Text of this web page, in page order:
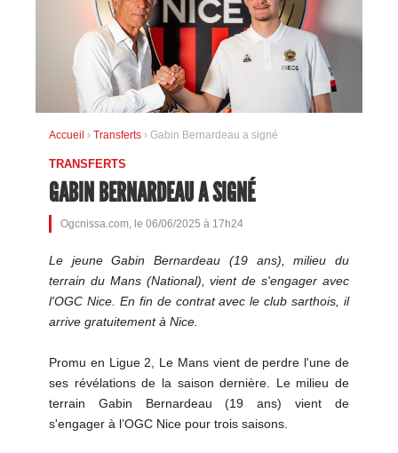
Accueil › Transferts › Gabin Bernardeau a signé
TRANSFERTS
GABIN BERNARDEAU A SIGNÉ
Ogcnissa.com, le 06/06/2025 à 17h24
Le jeune Gabin Bernardeau (19 ans), milieu du
terrain du Mans (National), vient de s'engager avec
l'OGC Nice. En fin de contrat avec le club sarthois, il
arrive gratuitement à Nice.
Promu en Ligue 2, Le Mans vient de perdre l'une de
ses révélations de la saison dernière. Le milieu de
terrain Gabin Bernardeau (19 ans) vient de
s'engager à l’OGC Nice pour trois saisons.